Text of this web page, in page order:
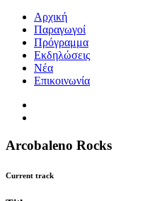
Αρχική
Παραγωγοί
Πρόγραμμα
Εκδηλώσεις
Νέα
Επικοινωνία
Arcobaleno Rocks
Current track